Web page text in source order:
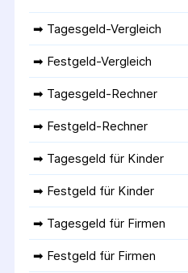
➡ Tagesgeld-Vergleich
➡ Festgeld-Vergleich
➡ Tagesgeld-Rechner
➡ Festgeld-Rechner
➡ Tagesgeld für Kinder
➡ Festgeld für Kinder
➡ Tagesgeld für Firmen
➡ Festgeld für Firmen